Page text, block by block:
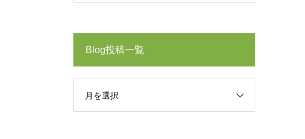
Blog投稿一覧
月を選択